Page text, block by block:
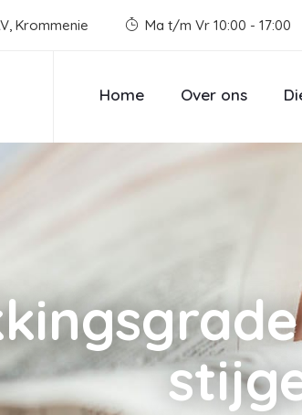
Krommenie Ma t/m Vr 10:00 - 17:00
Home Over ons